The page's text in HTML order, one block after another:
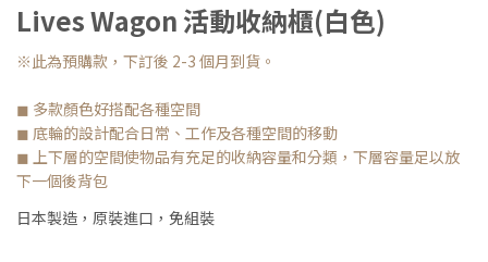
Lives Wagon 活動收納櫃(白色)
※此為預購款，下訂後 2-3 個月到貨。
◼ 多款顏色好搭配各種空間
◼ 底輪的設計配合日常、工作及各種空間的移動
◼ 上下層的空間使物品有充足的收納容量和分類，下層容量足以放
下一個後背包
日本製造，原裝進口，免組裝